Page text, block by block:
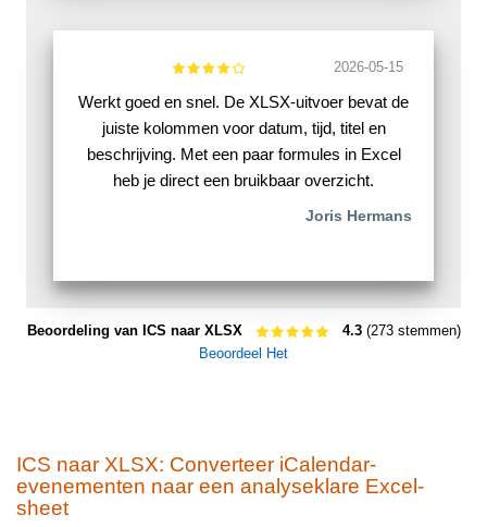
2026-05-15
Werkt goed en snel. De XLSX-uitvoer bevat de
juiste kolommen voor datum, tijd, titel en
beschrijving. Met een paar formules in Excel
heb je direct een bruikbaar overzicht.
Joris Hermans
Beoordeling van ICS naar XLSX 4.3(273 stemmen)
Beoordeel Het
ICS naar XLSX: Converteer iCalendar-
evenementen naar een analyseklare Excel-
sheet